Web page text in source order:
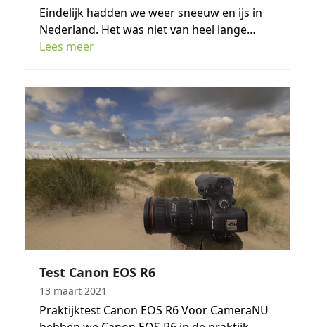
Eindelijk hadden we weer sneeuw en ijs in
Nederland. Het was niet van heel lange…
Lees meer
Test Canon EOS R6
13 maart 2021
Praktijktest Canon EOS R6 Voor CameraNU